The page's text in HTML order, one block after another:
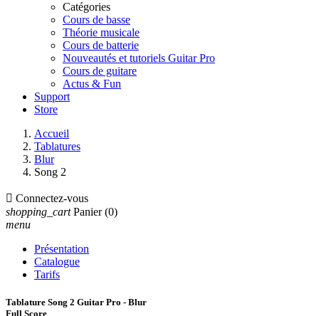
Catégories
Cours de basse
Théorie musicale
Cours de batterie
Nouveautés et tutoriels Guitar Pro
Cours de guitare
Actus & Fun
Support
Store
Accueil
Tablatures
Blur
Song 2
 Connectez-vous
shopping_cart Panier (0)
menu
Présentation
Catalogue
Tarifs
Tablature Song 2 Guitar Pro - Blur
Full Score